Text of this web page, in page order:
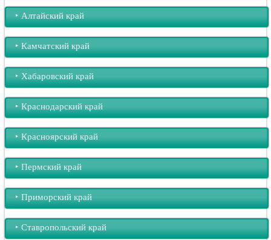
‣︎ Алтайский край
‣︎ Камчатский край
‣︎ Хабаровский край
‣︎ Краснодарский край
‣︎ Красноярский край
‣︎ Пермский край
‣︎ Приморский край
‣︎ Ставропольский край